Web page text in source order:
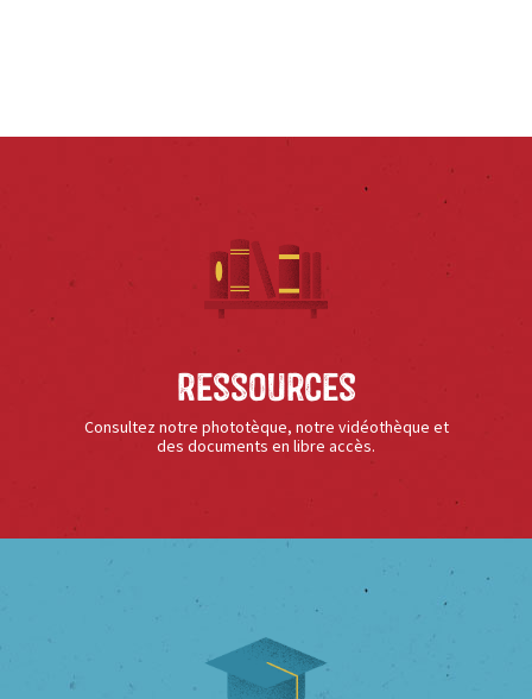
Ressources
Consultez notre phototèque, notre vidéothèque et
des documents en libre accès.